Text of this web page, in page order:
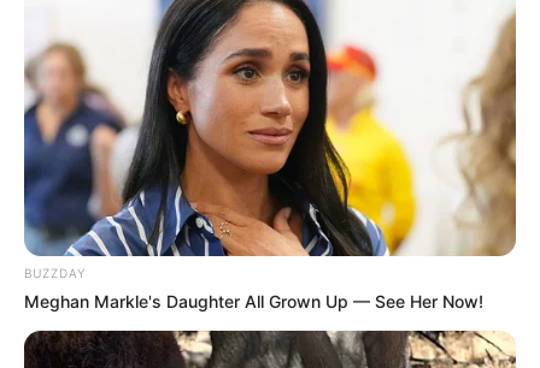
Do You Know What Crohn's Disease Is? Take A Look!
BUZZDAY
BUZZDAY
Meghan Markle's Daughter All Grown Up — See Her Now!